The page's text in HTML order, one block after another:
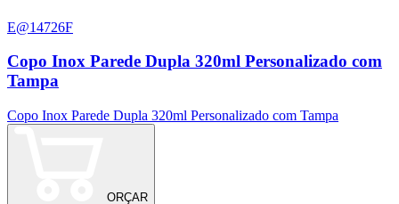
E@14726F
Copo Inox Parede Dupla 320ml Personalizado com
Tampa
Copo Inox Parede Dupla 320ml Personalizado com Tampa
ORÇAR